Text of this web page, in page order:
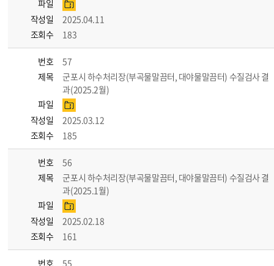
파일
작성일
2025.04.11
조회수
183
번호
57
제목
군포시 하수처리장(부곡물말끔터, 대야물말끔터) 수질검사 결
과(2025.2월)
파일
작성일
2025.03.12
조회수
185
번호
56
제목
군포시 하수처리장(부곡물말끔터, 대야물말끔터) 수질검사 결
과(2025.1월)
파일
작성일
2025.02.18
조회수
161
번호
55